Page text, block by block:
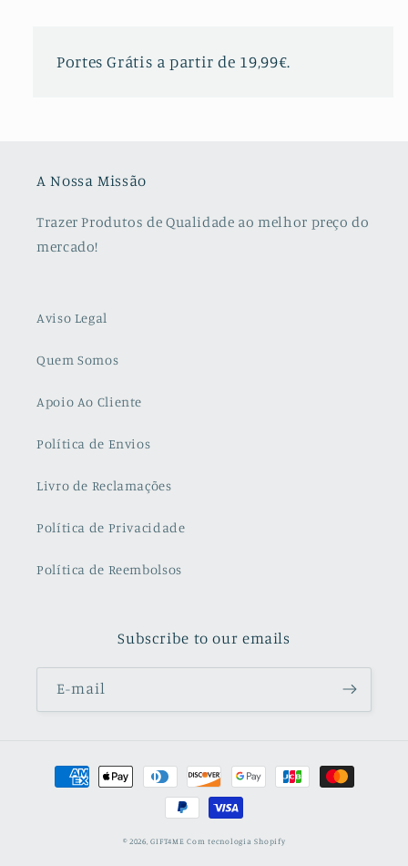
Portes Grátis a partir de 19,99€.
A Nossa Missão
Trazer Produtos de Qualidade ao melhor preço do
mercado!
Aviso Legal
Quem Somos
Apoio Ao Cliente
Política de Envios
Livro de Reclamações
Política de Privacidade
Política de Reembolsos
Subscribe to our emails
E-mail
Métodos
© 2026,GIFT4ME Com tecnologia Shopify